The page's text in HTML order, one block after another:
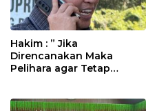
Hakim : ” Jika
Direncanakan Maka
Pelihara agar Tetap